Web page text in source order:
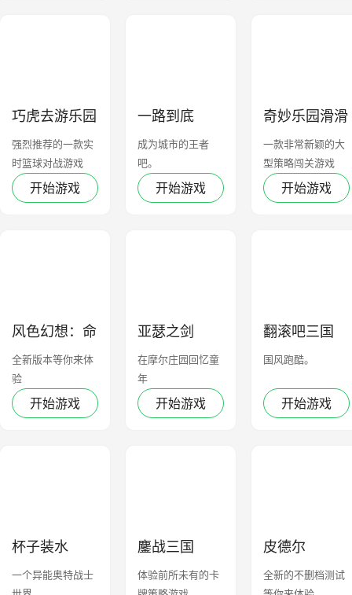
巧虎去游乐园
强烈推荐的一款实
时篮球对战游戏
开始游戏
一路到底
成为城市的王者
吧。
开始游戏
奇妙乐园滑滑
梯
一款非常新颖的大
型策略闯关游戏
开始游戏
风色幻想：命
运传说
全新版本等你来体
验
开始游戏
亚瑟之剑
在摩尔庄园回忆童
年
开始游戏
翻滚吧三国
国风跑酷。
开始游戏
杯子装水
一个异能奥特战士
鏖战三国
体验前所未有的卡
皮德尔
全新的不删档测试